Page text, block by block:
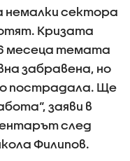
немалки сектора
Кризата
месеца темата
забравена, но
пострадала. Ще
заяви в
след
Филипов.